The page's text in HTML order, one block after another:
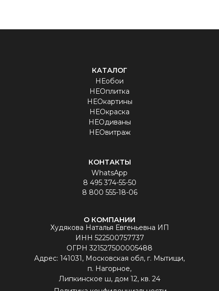
КАТАЛОГ
НЕобои
НЕОплитка
НЕОкартины
НЕОкраска
НЕОдиваны
НЕОвитраж
КОНТАКТЫ
WhatsApp
8 495 374-55-50
8 800 555-18-06
Худякова Наталья Евгеньевна ИП
ИНН 522500757737
ОГРН 321527500005488
Aдрес: 141031, Московская обл, г. Мытищи,
п. Нагорное,
Липкинское ш, дом 12, кв. 24
О КОМПАНИИ